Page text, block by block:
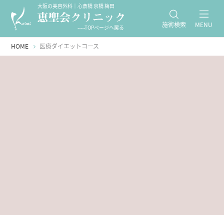
大阪の美容外科｜心斎橋 京橋 梅田
-----TOPページへ戻る 施術検索 MENU
HOME 医療ダイエットコース